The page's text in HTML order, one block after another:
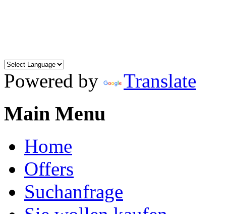
Powered by Translate
Main Menu
Home
Offers
Suchanfrage